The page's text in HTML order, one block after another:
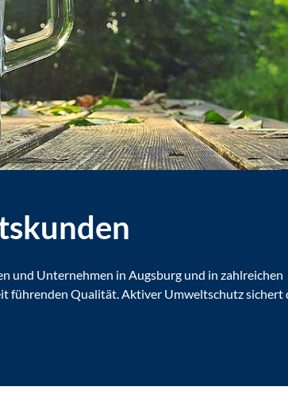
und Unternehmen in Augsburg und in zahlreichen
führenden Qualität. Aktiver Umweltschutz sichert